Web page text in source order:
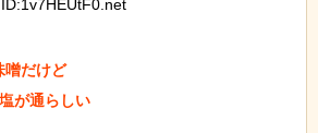
噌だけど
が通らしい